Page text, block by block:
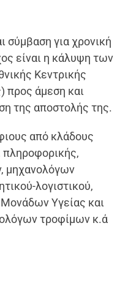
σύμβαση για χρονική
είναι η κάλυψη των
Κεντρικής
προς άμεση και
της αποστολής της.
από κλάδους
πληροφορικής,
μηχανολόγων
λογιστικού,
Μονάδων Υγείας και
τροφίμων κ.ά